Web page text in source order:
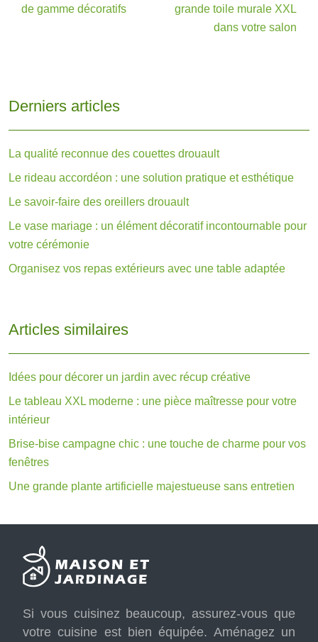
de gamme décoratifs
grande toile murale XXL
dans votre salon
Derniers articles
La qualité reconnue des couettes drouault
Le rideau accordéon : une solution pratique et esthétique
Le savoir-faire des oreillers drouault
Le vase mariage : un élément décoratif incontournable pour
votre cérémonie
Organisez vos repas extérieurs avec une table adaptée
Articles similaires
Idées pour décorer un jardin avec récup créative
Le tableau XXL moderne : une pièce maîtresse pour votre
intérieur
Brise-bise campagne chic : une touche de charme pour vos
fenêtres
Une grande plante artificielle majestueuse sans entretien
Si vous cuisinez beaucoup, assurez-vous que
votre cuisine est bien équipée. Aménagez un